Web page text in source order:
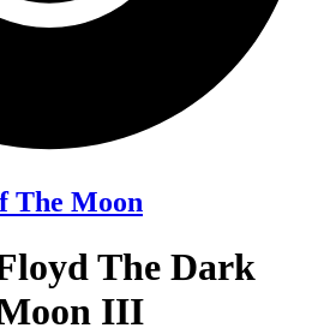
The Moon
The Dark
III